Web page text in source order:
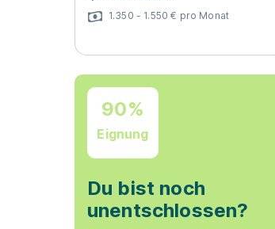
1.350 - 1.550 € pro Monat
90%
Eignung
Du bist noch
unentschlossen?